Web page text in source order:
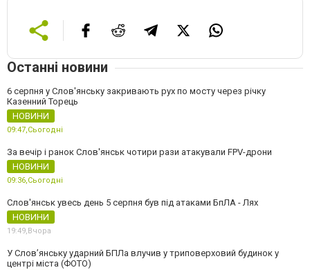
Останні новини
6 серпня у Слов'янську закривають рух по мосту через річку
Казенний Торець
НОВИНИ
09:47,Сьогодні
За вечір і ранок Слов'янськ чотири рази атакували FPV-дрони
НОВИНИ
09:36,Сьогодні
Слов'янськ увесь день 5 серпня був під атаками БпЛА - Лях
НОВИНИ
19:49,Вчора
У Слов’янську ударний БПЛа влучив у триповерховий будинок у
центрі міста (ФОТО)